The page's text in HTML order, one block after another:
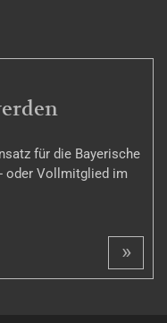
für die Bayerische
oder Vollmitglied im
»